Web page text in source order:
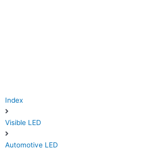
Index
Visible LED
Automotive LED